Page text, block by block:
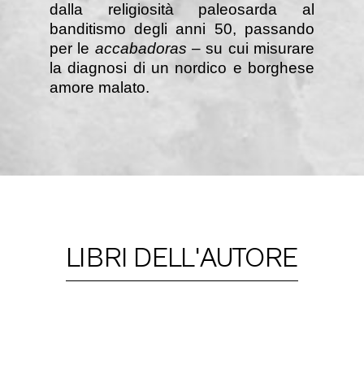
dalla religiosità paleosarda al
banditismo degli anni 50, passando
per le accabadoras – su cui misurare
la diagnosi di un nordico e borghese
amore malato.
LIBRI DELL'AUTORE